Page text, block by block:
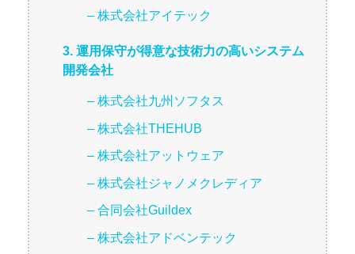
– 株式会社アイテック
3. 運用保守が得意な技術力の高いシステム
開発会社
– 株式会社九州ソフタス
– 株式会社THEHUB
– 株式会社アットウェア
– 株式会社ジャノメクレディア
– 合同会社Guildex
– 株式会社アドベンテック